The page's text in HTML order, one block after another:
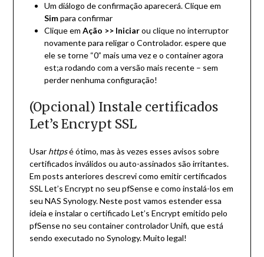
Um diálogo de confirmação aparecerá. Clique em
Simpara confirmar
Clique em Ação >> Iniciarou clique no interruptor
novamente para religar o Controlador. espere que
ele se torne “0” mais uma vez e o container agora
est;a rodando com a versão mais recente – sem
perder nenhuma configuração!
(Opcional) Instale certificados
Let’s Encrypt SSL
Usar httpsé ótimo, mas às vezes esses avisos sobre
certificados inválidos ou auto-assinados são irritantes.
Em posts anteriores descrevicomo emitir certificados
SSL Let’s Encrypt no seu pfSenseecomo instalá-los em
seu NAS Synology. Neste post vamos estender essa
ideia e instalar o certificado Let’s Encrypt emitido pelo
pfSense no seu container controlador Unifi, que está
sendo executado no Synology. Muito legal!